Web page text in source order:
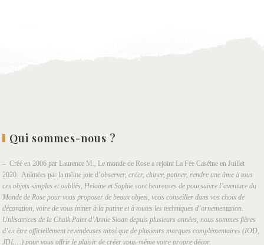
Qui sommes-nous ?
– Créé en 2006 par Laurence M., Le monde de Rose a rejoint La Fée Caséine en Juillet
2020. Animées par la même joie d’observer, créer, chiner, patiner, rendre une âme à tous
ces objets simples et oubliés, Helaine et Sophie sont heureuses de poursuivre l’aventure du
Monde de Rose pour vous proposer de beaux objets, vous conseiller dans vos choix de
décoration, voire de vous initier à la patine et à toutes les techniques d’ornementation.
Utilisatrices de la Chalk Paint d’Annie Sloan depuis plusieurs années, nous sommes fières
d’en être officiellement revendeuses ainsi que de plusieurs marques complémentaires (IOD,
JDL…) pour vous offrir le plaisir de créer vous-même votre propre décor.